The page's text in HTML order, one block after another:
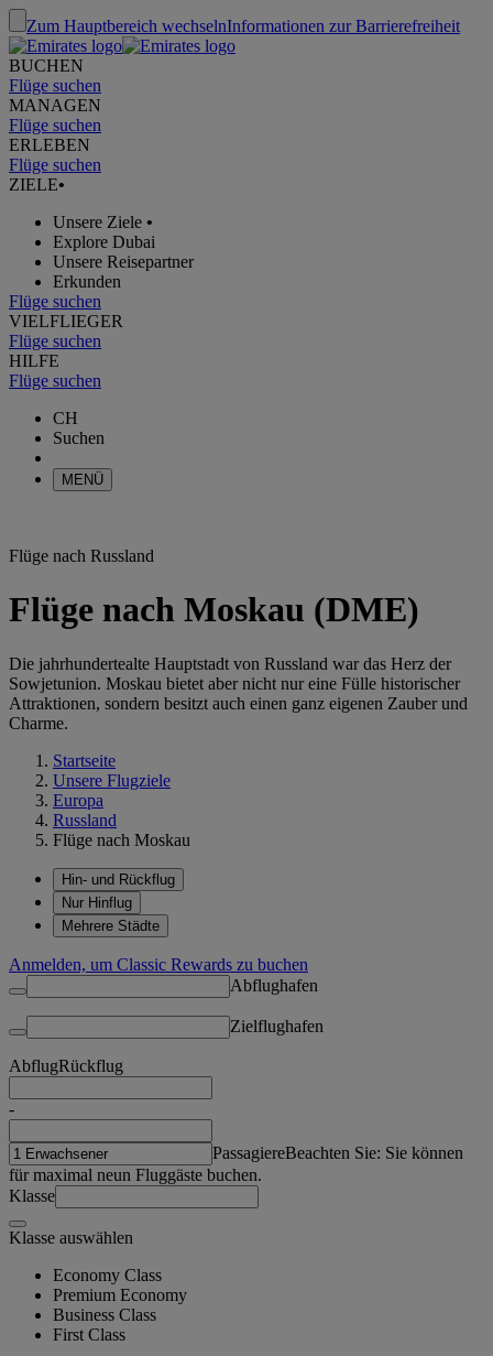
Zum Hauptbereich wechselnInformationen zur Barrierefreiheit
BUCHEN
Flüge suchen
MANAGEN
Flüge suchen
ERLEBEN
Flüge suchen
ZIELE•
Unsere Ziele •
Explore Dubai
Unsere Reisepartner
Erkunden
Flüge suchen
VIELFLIEGER
Flüge suchen
HILFE
Flüge suchen
CH
Suchen
MENÜ
Flüge nach Russland
Flüge nach Moskau (DME)
Die jahrhundertealte Hauptstadt von Russland war das Herz der
Sowjetunion. Moskau bietet aber nicht nur eine Fülle historischer
Attraktionen, sondern besitzt auch einen ganz eigenen Zauber und
Charme.
Startseite
Unsere Flugziele
Europa
Russland
Flüge nach Moskau
Hin- und Rückflug
Nur Hinflug
Mehrere Städte
Anmelden, um Classic Rewards zu buchen
Abflughafen
Zielflughafen
AbflugRückflug
-
PassagiereBeachten Sie: Sie können
für maximal neun Fluggäste buchen.
Klasse
Klasse auswählen
Economy Class
Premium Economy
Business Class
First Class